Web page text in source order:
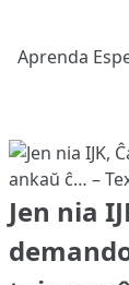
Aprenda
Jen nia